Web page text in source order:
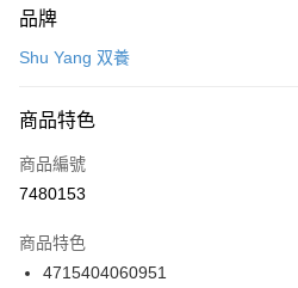
信用卡一次付款
3 期 0 利率 每期
合作金庫商業銀行
上海商業儲蓄銀行
臺灣中小企業銀行
匯豐（台灣）商業銀行
超商取貨付款
LINE Pay
Apple Pay
品牌
Shu Yang 双養
商品特色
商品編號
7480153
商品特色
4715404060951